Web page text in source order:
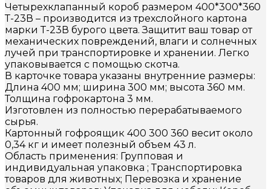
Четырехклапанный короб размером 400*300*360
Т-23В – производится из трехслойного картона
марки Т-23В бурого цвета. Защитит ваш товар от
механических повреждений, влаги и солнечных
лучей при транспортировке и хранении. Легко
упаковывается с помощью скотча.
В карточке товара указаны внутренние размеры:
Длина 400 мм; ширина 300 мм; высота 360 мм.
Толщина гофрокартона 3 мм.
Изготовлен из полностью перерабатываемого
сырья.
Картонный гофроящик 400 300 360 весит около
0,34 кг и имеет полезный объем 43 л.
Область применения: Групповая и
индивидуальная упаковка ; Транспортировка
товаров для животных; Перевозка и хранение